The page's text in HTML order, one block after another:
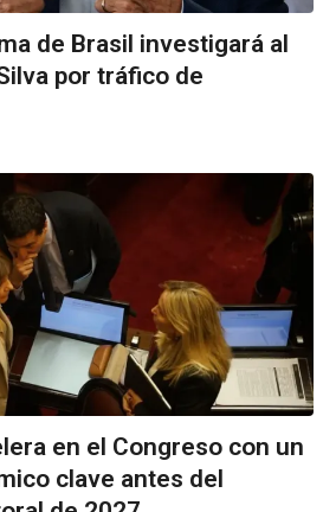
de Brasil investigará al
por tráfico de
en el Congreso con un
clave antes del